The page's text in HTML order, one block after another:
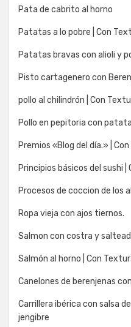
Pata de cabrito al horno
Patatas a lo pobre | Con
Patatas bravas con alioli y
Pisto cartagenero con
pollo al chilindrón | Con
Pollo en pepitoria con
Premios «Blog del día.» |
Principios básicos del sushi
Procesos de coccion de los
Ropa vieja con ajos tiernos.
Salmon con costra y
Salmón al horno | Con
Canelones de berenjenas
Carrillera ibérica con salsa
jengibre